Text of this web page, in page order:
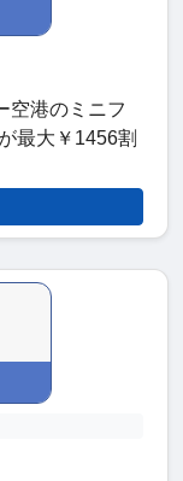
空港のミニフ
最大￥1456割